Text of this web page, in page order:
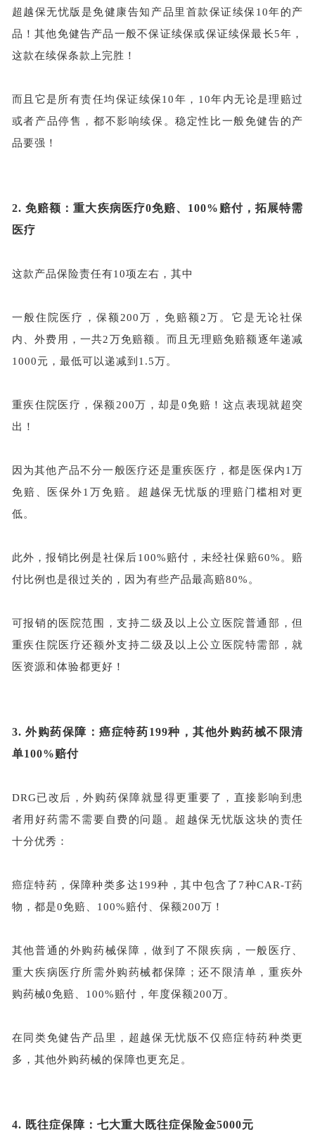
超越保无忧版是免健康告知产品里首款保证续保 10年的产
品！其他免健告产品一般不保证续保或保证续保最长5年，
这款在续保条款上完胜！
而且它是所有责任均保证续保10年，10年内无论是理赔过
或者产品停售，都不影响续保。稳定性比一般免健告的产
品要强！
2. 免赔额：重大疾病医疗0免赔、100%赔付，拓展特需
医疗
这款产品保险责任有10项左右，其中
一般住院医疗，保额 200万，免赔额2万。它是无论社保
内、外费用，一共2万免赔额。而且无理赔免赔额逐年递减
1000元，最低可以递减到1.5万。
重疾住院医疗，保额 200万，却是0免赔！这点表现就超突
出！
因为其他产品不分一般医疗还是重疾医疗，都是医保内1万
免赔、医保外1万免赔。超越保无忧版的理赔门槛相对更
低。
此外，报销比例是社保后100%赔付，未经社保赔60%。赔
付比例也是很过关的，因为有些产品最高赔80%。
可报销的医院范围，支持二级及以上公立医院普通部，但
重疾住院医疗还额外支持二级及以上公立医院特需部，就
医资源和体验都更好！
3.外购药保障：癌症特药199种，其他外购药械不限清
单100%赔付
DRG已改后，外购药保障就显得更重要了，直接影响到患
者用好药需不需要自费的问题。超越保无忧版这块的责任
十分优秀：
癌症特药，保障种类多达199种，其中包含了7种CAR-T药
物，都是0免赔、100%赔付、保额200万！
其他普通的外购药械保障，做到了不限疾病，一般医疗、
重大疾病医疗所需外购药械都保障；还不限清单，重疾外
购药械0免赔、100%赔付，年度保额200万。
在同类免健告产品里，超越保无忧版不仅癌症特药种类更
多，其他外购药械的保障也更充足。
4. 既往症保障：七大重大既往症保险金5000元